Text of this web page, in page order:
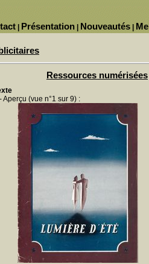
Nouveautés
Présentation
Ressources numérisées
- Aperçu (vue n°1 sur 9) :